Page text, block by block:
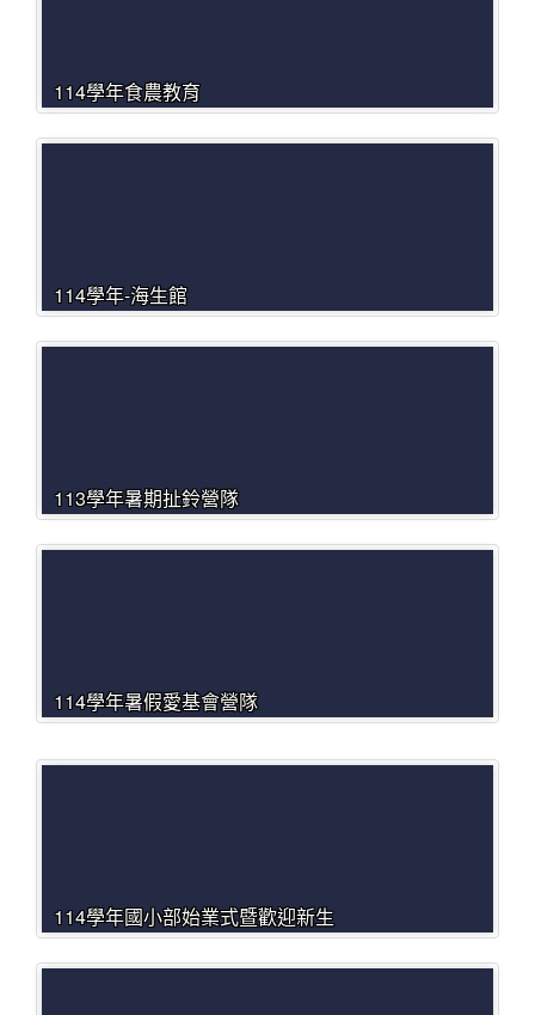
114學年食農教育
114學年-海生館
113學年暑期扯鈴營隊
114學年暑假愛基會營隊
114學年國小部始業式暨歡迎新生